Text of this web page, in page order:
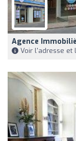
Agence
Voir l'adresse et